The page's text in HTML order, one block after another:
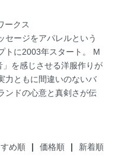
ークス
セージをアパレルという
トに2003年スタート。 M
を感じさせる洋服作りが
力ともに間違いのないバ
ンドの心意と真剣さが伝
め順| 価格順| 新着順